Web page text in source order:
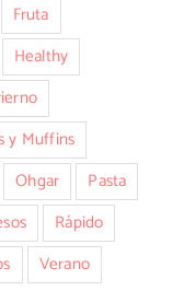
Fruta
Healthy
y Muffins
Ohgar
Pasta
Rápido
Verano